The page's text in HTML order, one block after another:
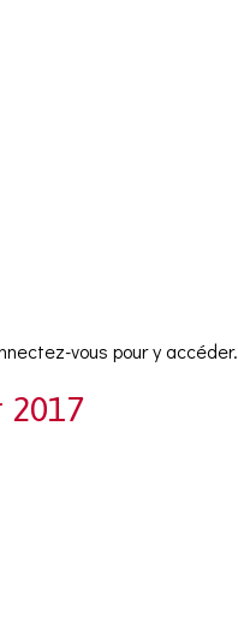
vous pour y accéder.
2017